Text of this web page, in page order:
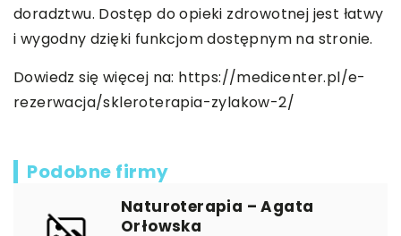
doradztwu. Dostęp do opieki zdrowotnej jest łatwy
i wygodny dzięki funkcjom dostępnym na stronie.
Dowiedz się więcej na: https://medicenter.pl/e-
rezerwacja/skleroterapia-zylakow-2/
Podobne firmy
Naturoterapia – Agata
Orłowska